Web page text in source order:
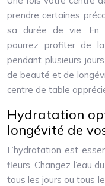
prendre certaines
sa durée de vie. En
pourrez profiter de
pendant plusieurs
de beauté et de
centre de table
Hydratation
longévité de
L’hydratation est
fleurs. Changez l’eau
tous les jours ou tous